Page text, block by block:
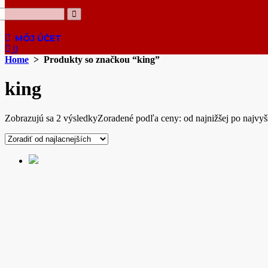
0
Home > Produkty so značkou “king”
king
Zobrazujú sa 2 výsledkyZoradené podľa ceny: od najnižšej po